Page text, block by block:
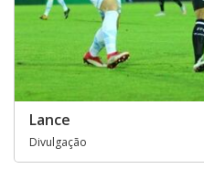
Lance
Divulgação